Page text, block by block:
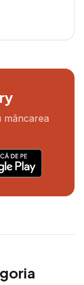
mâncarea